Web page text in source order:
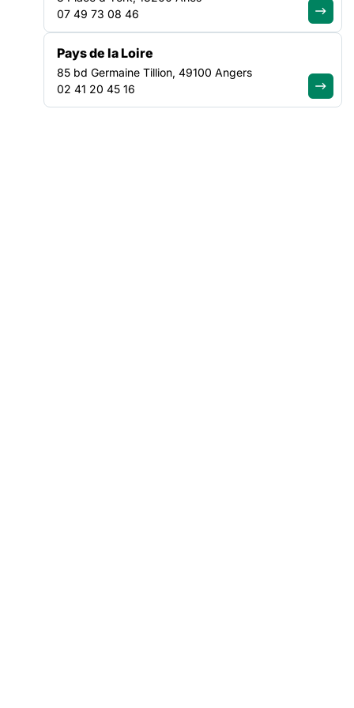
Isabelle Grimault, commissaire de la stratégie de lutte
contre la pauvreté
Alimentaires de Nouvelle-Aquitaine
07 49 73 08 46
Pays de la Loire
85 bd Germaine Tillion, 49100 Angers
02 41 20 45 16